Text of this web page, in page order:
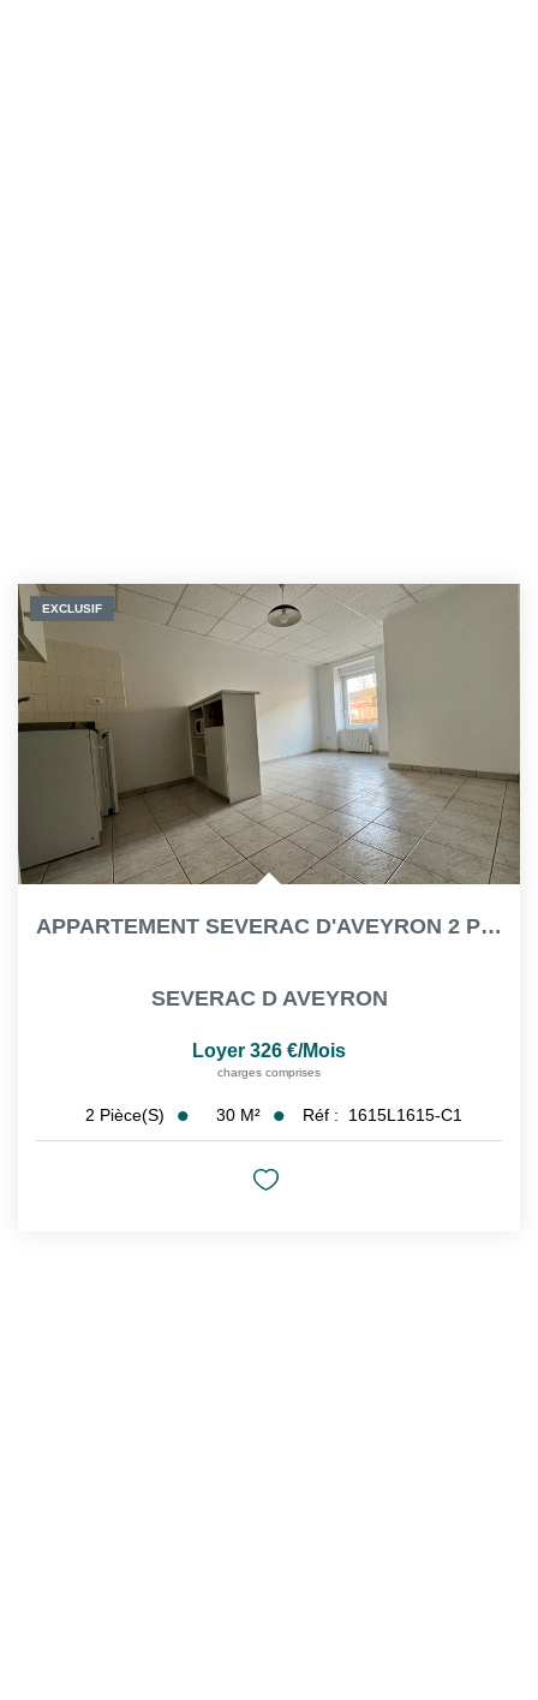
EXCLUSIF
APPARTEMENT SEVERAC D'AVEYRON 2 PIÈCE(S) 30.25 M²
SEVERAC D AVEYRON
Loyer 326 €/mois
charges comprises
2 Pièce(s) 30 M² Réf : 1615L1615-C1